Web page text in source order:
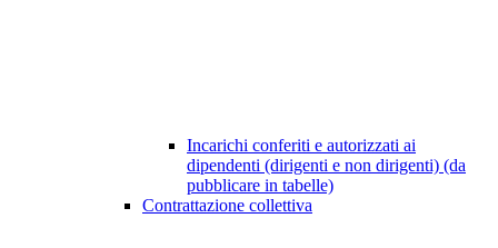
Incarichi conferiti e autorizzati ai
dipendenti (dirigenti e non dirigenti) (da
pubblicare in tabelle)
Contrattazione collettiva